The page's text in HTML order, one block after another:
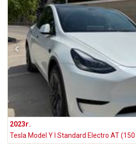
2023г.
Tesla Model Y I Standard Electro AT